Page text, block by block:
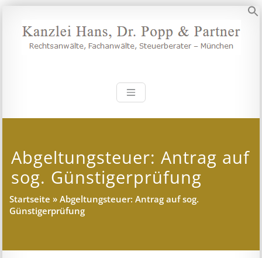
Inhalt
springen
Kanzlei Hans,
Abgeltungsteuer: Antrag auf
sog. Günstigerprüfung
Startseite »Abgeltungsteuer: Antrag auf sog.
Günstigerprüfung